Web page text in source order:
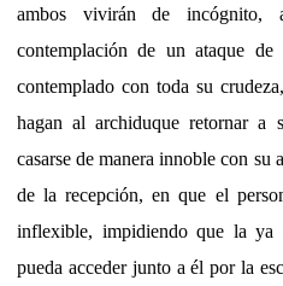
ambos vivirán de incógnito,
contemplación de un ataque
contemplado con toda su
hagan al archiduque retornar a
casarse de manera innoble con
de la recepción, en que el
inflexible, impidiendo que la ya
pueda acceder junto a él por la